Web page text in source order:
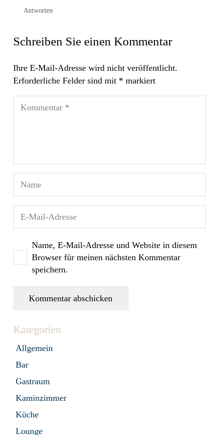
Antworten
Schreiben Sie einen Kommentar
Ihre E-Mail-Adresse wird nicht veröffentlicht.
Erforderliche Felder sind mit * markiert
Name, E-Mail-Adresse und Website in diesem
Browser für meinen nächsten Kommentar
speichern.
Kommentar abschicken
Kategorien
Allgemein
Bar
Gastraum
Kaminzimmer
Küche
Lounge